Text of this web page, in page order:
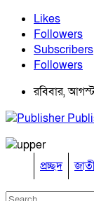
Likes
Followers
Subscribers
Followers
রবিবার,
প্রচ্ছদ